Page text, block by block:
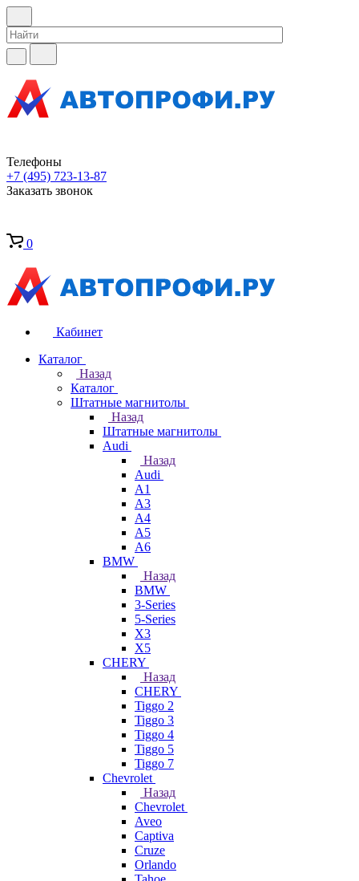
Телефоны
+7 (495) 723-13-87
Заказать звонок
0
Кабинет
Каталог
Назад
Каталог
Штатные магнитолы
Назад
Штатные магнитолы
Audi
Назад
Audi
A1
A3
A4
A5
A6
BMW
Назад
BMW
3-Series
5-Series
X3
X5
CHERY
Назад
CHERY
Tiggo 2
Tiggo 3
Tiggo 4
Tiggo 5
Tiggo 7
Chevrolet
Назад
Chevrolet
Aveo
Captiva
Cruze
Orlando